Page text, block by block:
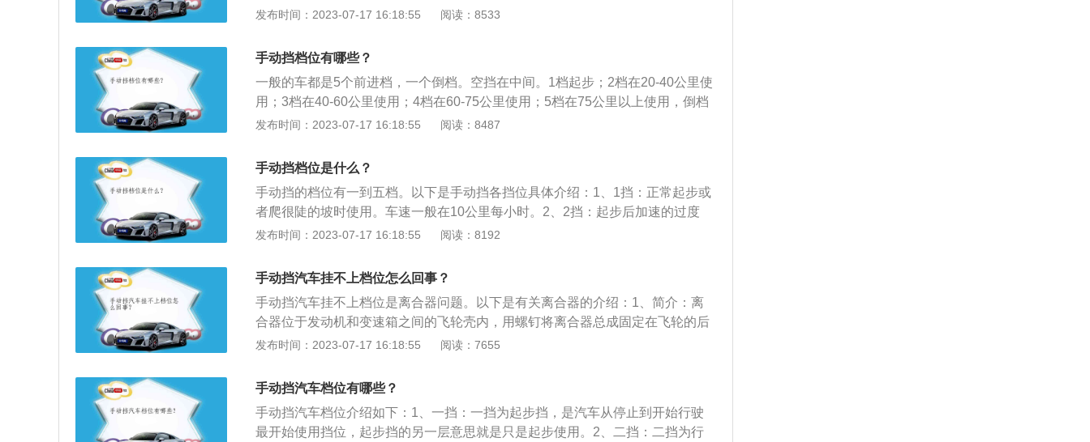
分配都会清晰地印在换挡手柄的捏手上，当坐进不熟悉的新车时，应熟悉不同的
一档，慢慢松开离合器，配合油门，起动汽车。4相应档位加速过程汽车起步之
后，随着发动机转速增加，配合不同车速，切入相应档位。
发布时间：2023-07-17 16:18:55 阅读：8533
手动挡档位有哪些？
一般的车都是5个前进档，一个倒档。空挡在中间。1档起步；2档在20-40公里使
用；3档在40-60公里使用；4档在60-75公里使用；5档在75公里以上使用，倒档
用来后退。以下是相关内容介绍:简介:机动车驾驶证的简称，又作“驾照”，依照法
种技能的如果随意驾驶机动车，就有可能发生交通事故，无证不能上路行驶。手
动挡介绍:c1是手动挡驾驶证，准驾车型包括小型、微型载客汽车以及轻型、微型
载货汽车，轻型、微型专项作业车，还能驾驶C2、C3、C4准驾车型。自动挡介
绍:c2是自动挡驾驶证，准驾车型为小型、微型自动挡载客汽车，轻型、微型自动
挡载货汽车。
发布时间：2023-07-17 16:18:55 阅读：8487
手动挡档位是什么？
手动挡的档位有一到五档。以下是手动挡各挡位具体介绍：1、1挡：正常起步或
者爬很陡的坡时使用。车速一般在10公里每小时。2、2挡：起步后加速的过度
挡，或者低速前进使用，车速一般在20公里每小时。3、3挡：时速在20-40km/h
位。5、5挡：时速60Km/h以上就可以使用该挡。
发布时间：2023-07-17 16:18:55 阅读：8192
手动挡汽车挂不上档位怎么回事？
手动挡汽车挂不上档位是离合器问题。以下是有关离合器的介绍：1、简介：离
合器位于发动机和变速箱之间的飞轮壳内，用螺钉将离合器总成固定在飞轮的后
平面上，离合器的输出轴就是变速箱的输入轴。2、作用：在汽车行驶过程中，
合，以切断或传递发动机向变速器输入的动力。3、应用：离合器是机械传动中
的常用部件，可将传动系统随时分离或接合。
发布时间：2023-07-17 16:18:55 阅读：7655
手动挡汽车档位有哪些？
手动挡汽车档位介绍如下：1、一挡：一挡为起步挡，是汽车从停止到开始行驶
最开始使用挡位，起步挡的另一层意思就是只是起步使用。2、二挡：二挡为行